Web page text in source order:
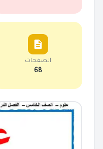
الصفحات
68